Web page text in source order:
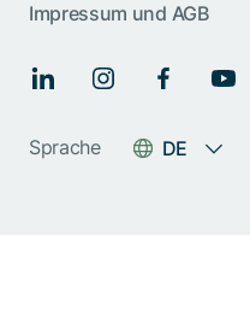
Impressum und AGB
Sprache DE